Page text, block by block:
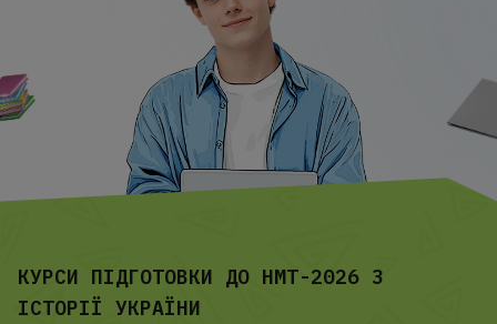
КУРСИ ПІДГОТОВКИ ДО НМТ-2026 З
ІСТОРІЇ УКРАЇНИ